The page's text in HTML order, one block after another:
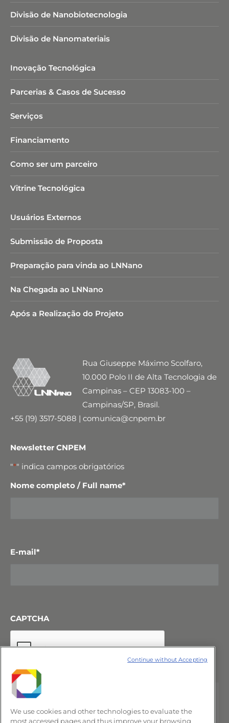
Divisão de Nanobiotecnologia​
Divisão de Nanomateriais
Inovação Tecnológica
Parcerias & Casos de Sucesso
Serviços
Financiamento
Como ser um parceiro
Vitrine Tecnológica
Usuários Externos
Submissão de Proposta
Preparação para vinda ao LNNano
Na Chegada ao LNNano
Após a Realização do Projeto
Rua Giuseppe Máximo Scolfaro,
10.000 Polo II de Alta Tecnologia de
Campinas – CEP 13083-100 –
Campinas/SP, Brasil.
+55 (19) 3517-5088 | comunica@cnpem.br
Newsletter CNPEM
"*" indica campos obrigatórios
Nome completo / Full name*
E-mail*
CAPTCHA
We use cookies and other technologies to evaluate the
most accessed pages and thus improve your browsing
Continue without Accepting